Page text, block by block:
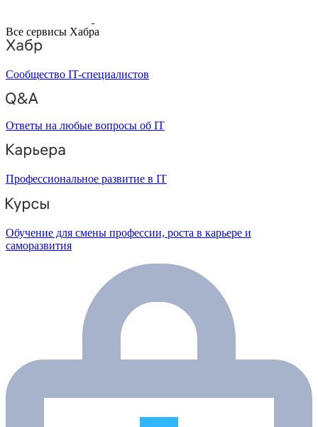
Все сервисы Хабра
Сообщество IT-специалистов
Ответы на любые вопросы об IT
Профессиональное развитие в IT
Обучение для смены профессии, роста в карьере и
саморазвития